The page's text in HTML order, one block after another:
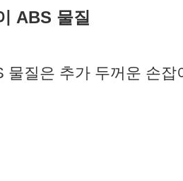
ABS 물질
질은 추가 두꺼운 손